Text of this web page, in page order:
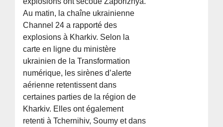
Au matin, la chaîne ukrainienne
Channel 24 a rapporté des
explosions à Kharkiv. Selon la
carte en ligne du ministère
ukrainien de la Transformation
numérique, les sirènes d’alerte
aérienne retentissent dans
certaines parties de la région de
Kharkiv. Elles ont également
retenti à Tchernihiv, Soumy et dans